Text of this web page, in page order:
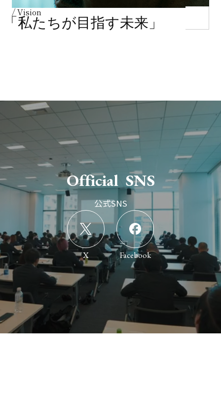
「私たちが目指す未来」
/ Vision
Official SNS
公式SNS
X Facebook